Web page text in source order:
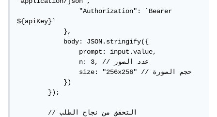
                "Authorization": `Bearer
${apiKey}`
            },
            body: JSON.stringify({
                prompt: input.value,
                n: 3, // عدد الصور
                size: "256x256" // حجم الصورة
            })
        });
        // التحقق من نجاح الطلب